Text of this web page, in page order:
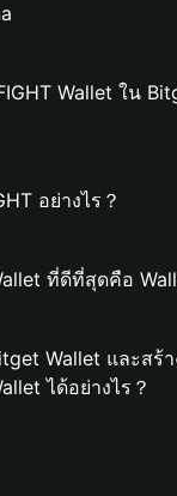
Wallet ใน
อย่างไร？
ที่ดีที่สุดคือ
Wallet และสร้า
ได้อย่างไร？